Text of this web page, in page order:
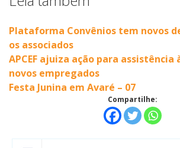
Plataforma Convênios tem novos
os associados
APCEF ajuiza ação para assistência
novos empregados
Festa Junina em Avaré – 07
Compartilhe: